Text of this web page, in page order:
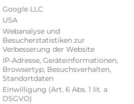
Google LLC
USA
Webanalyse und
Besucherstatistiken zur
Verbesserung der Website
IP-Adresse, Geräteinformationen,
Browsertyp, Besuchsverhalten,
Standortdaten
Einwilligung (Art. 6 Abs. 1 lit. a
DSGVO)